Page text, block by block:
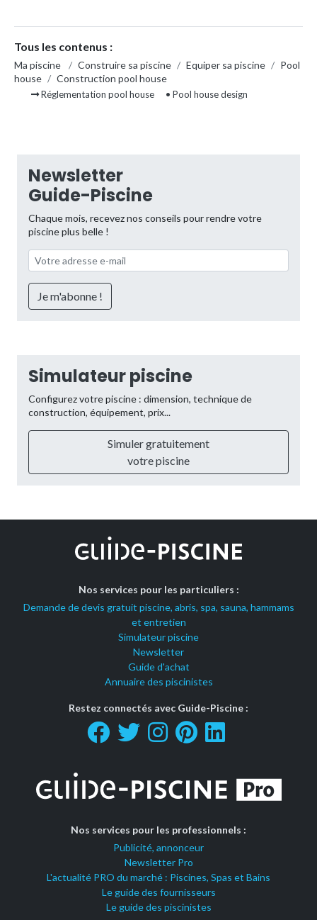
Tous les contenus :
Ma piscine / Construire sa piscine / Equiper sa piscine / Pool
house / Construction pool house
Réglementation pool house • Pool house design
Newsletter
Guide-Piscine
Chaque mois, recevez nos conseils pour rendre votre
piscine plus belle !
Simulateur piscine
Configurez votre piscine : dimension, technique de
construction, équipement, prix...
Simuler gratuitement
votre piscine
Nos services pour les particuliers :
Demande de devis gratuit piscine, abris, spa, sauna, hammams
et entretien
Simulateur piscine
Newsletter
Guide d'achat
Annuaire des piscinistes
Restez connectés avec Guide-Piscine :
Nos services pour les professionnels :
Publicité, annonceur
Newsletter Pro
L'actualité PRO du marché : Piscines, Spas et Bains
Le guide des fournisseurs
Le guide des piscinistes